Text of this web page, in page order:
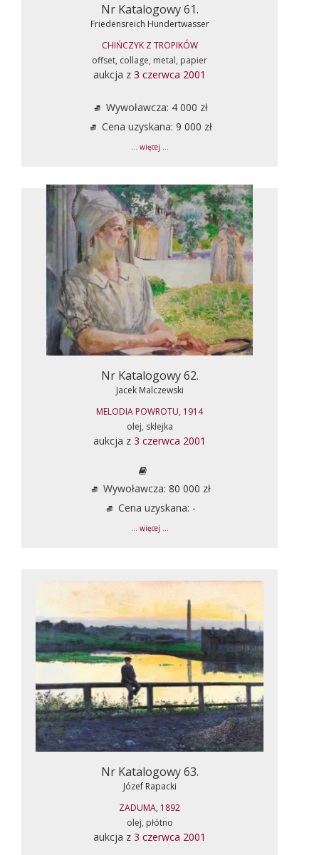
Nr Katalogowy 61.
Friedensreich Hundertwasser
CHIŃCZYK Z TROPIKÓW
offset, collage, metal, papier
aukcja z 3 czerwca 2001
Wywoławcza: 4 000 zł
Cena uzyskana: 9 000 zł
... więcej ...
Nr Katalogowy 62.
Jacek Malczewski
MELODIA POWROTU, 1914
olej, sklejka
aukcja z 3 czerwca 2001
Wywoławcza: 80 000 zł
Cena uzyskana: -
... więcej ...
Nr Katalogowy 63.
Józef Rapacki
ZADUMA, 1892
olej, płótno
aukcja z 3 czerwca 2001